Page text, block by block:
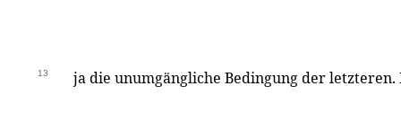
13 ja die unumgängliche Bedingung der